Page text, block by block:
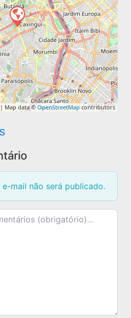
Map data ©OpenStreetMapcontributors
e-mail não será publicado.